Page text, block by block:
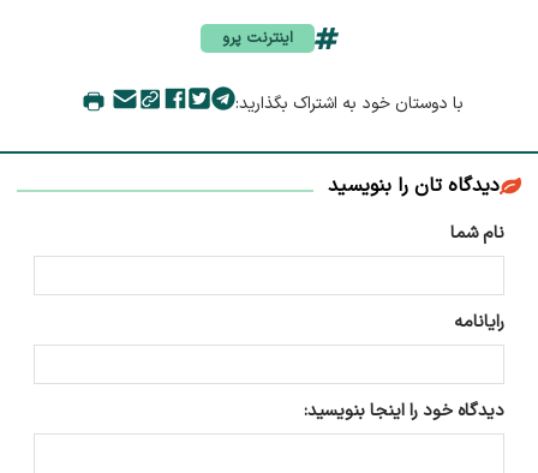
اینترنت پرو
با دوستان خود به اشتراک بگذارید:
دیدگاه تان را بنویسید
نام شما
رایانامه
دیدگاه خود را اینجا بنویسید: